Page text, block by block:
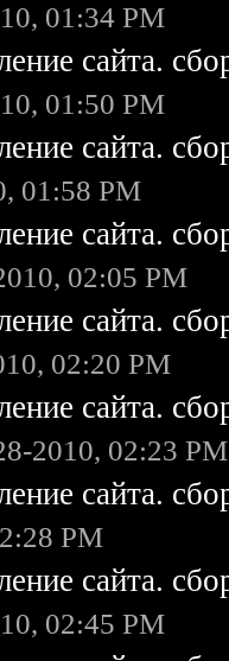
01:34 PM
сайта.
01:50 PM
сайта.
01:58 PM
сайта.
02:05 PM
сайта.
02:20 PM
сайта.
2010, 02:23 PM
сайта.
PM
сайта.
02:45 PM